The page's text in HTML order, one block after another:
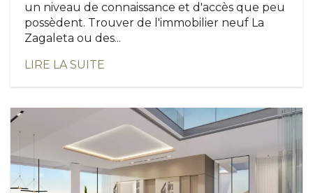
un niveau de connaissance et d'accès que peu
possèdent. Trouver de l'immobilier neuf La
Zagaleta ou des...
LIRE LA SUITE